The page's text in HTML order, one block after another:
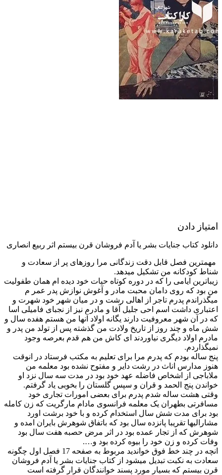
امتیاز دادن
دانلود کتاب جنایات بشر یا آدم فروشان قرن بیستم اثر ربیع انصاری
مهمترین فصل قابل دقت زندگانی مرا روزهای پر از سعادت و
شناط کودکانه من تشکیل میدهد.
زیباترین ایامی را که در دوره کوتاه حیات خود دیده ام همان طفولیت
من بود که روی دامان محبت مادر و آغوش نوازش پدر عمر م
میگذراندم پدرم تاجر از اهالی رشت و در میان شهر خود شهرت و
اعتباری داشت اسم احی جلیل آقا و مادرم نیز از نجبای فامیلی اسا
که در آن شهر معروفیت دارند یگانه اولاد آنها من هستم هفده سال و
شش ماه و چند روز از تاریخ ولادت من گذشته پس از تولد من پدر و
مادرم اولاد دیگری نیاوردند ای کاش من هم قدم بعرصه وجود
نمیگذاردم.
پنج ساله بودم که پدرم مرا برای تعلیم به مکتب فرستاد در انوقت
هنوز مدارس اناث در رشت دایر و مفتوح نشده بود معلمه من
ملاباجی از اشخاص فاضله عهد خود بود در مدت سه سال نزد او
خواندن پنج الحمد و قران و سپس گلستان را بخوبی یاد گرفتم.
وقتی هشت ساله شدم پدرم برای بعضی امورات تجاری خود
مسافرتی بطهران یک معلمه فرانسوی مادام مارگریت که زن کامله
بود برای مدت شش سال استخدام کرده و با خود برشت اورد
مشارالیها تقریبا پانزده سال بود که باتفاق شوهرش بایران امده و
شوهرش که از تجار عمده بود در اثر مرض حصبه هفت سال بود
وفات کرده و زن خود را بیوه کرده بود و….
انچه در چند خط فوق خواندید مربوط به صفحه 17 فصل اول چگونه
سعادت به نکبت تبدیل میشود از کتاب جنایات بشر یا آدم فروشان
قرن بیستم که بسیار مورد پسند خوانندگان قرار گرفته است